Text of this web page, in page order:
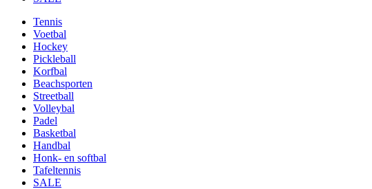
Tennis
Voetbal
Hockey
Pickleball
Korfbal
Beachsporten
Streetball
Volleybal
Padel
Basketbal
Handbal
Honk- en softbal
Tafeltennis
SALE